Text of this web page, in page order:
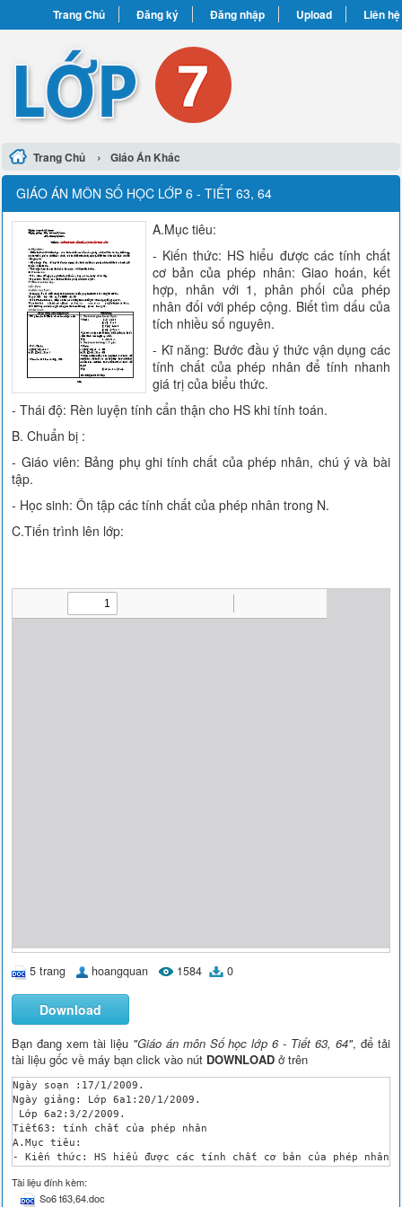
Trang Chủ Đăng ký Đăng nhập Upload Liên hệ
Trang Chủ › Giáo Án Khác
GIÁO ÁN MÔN SỐ HỌC LỚP 6 - TIẾT 63, 64
A.Mục tiêu:
- Kiến thức: HS hiểu được các tính chất
cơ bản của phép nhân: Giao hoán, kết
hợp, nhân với 1, phân phối của phép
nhân đối với phép cộng. Biết tìm dấu của
tích nhiều số nguyên.
- Kĩ năng: Bước đầu ý thức vận dụng các
tính chất của phép nhân để tính nhanh
giá trị của biểu thức.
- Thái độ: Rèn luyện tính cẩn thận cho HS khi tính toán.
B. Chuẩn bị :
- Giáo viên: Bảng phụ ghi tính chất của phép nhân, chú ý và bài
tập.
- Học sinh: Ôn tập các tính chất của phép nhân trong N.
C.Tiến trình lên lớp:
5 trang hoangquan 1584 0
Download
Bạn đang xem tài liệu "Giáo án môn Số học lớp 6 - Tiết 63, 64", để tải
tài liệu gốc về máy bạn click vào nút DOWNLOAD ở trên
Ngày soạn :17/1/2009.
Ngày giảng: Lớp 6a1:20/1/2009.
Lớp 6a2:3/2/2009.
Tiết63: tính chất của phép nhân
A.Mục tiêu:
- Kiến thức: HS hiểu được các tính chất cơ bản của phép
- Kĩ năng: Bước đầu ý thức vận dụng các tính chất của phép
- Thái độ: Rèn luyện tính cẩn thận cho HS khi tính toán.
B. Chuẩn bị :
Tài liệu đính kèm:
So6 t63,64.doc